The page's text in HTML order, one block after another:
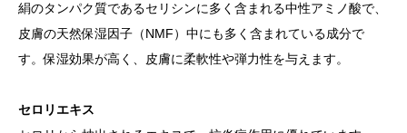
絹のタンパク質であるセリシンに多く含まれる中性アミノ酸で、
皮膚の天然保湿因子（NMF）中にも多く含まれている成分で
す。保湿効果が高く、皮膚に柔軟性や弾力性を与えます。
セロリエキス